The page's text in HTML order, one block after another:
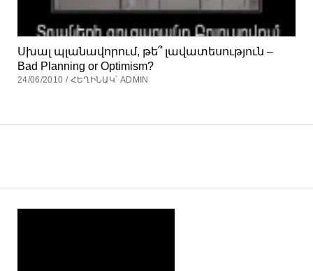
Սխալ պլանավորում, թե՞ լավատեսություն –
Bad Planning or Optimism?
24/06/2010 / ՀԵՂԻՆԱԿ՝ ADMIN